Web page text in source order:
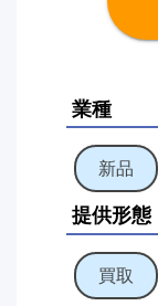
業種
新品
提供形態
買取